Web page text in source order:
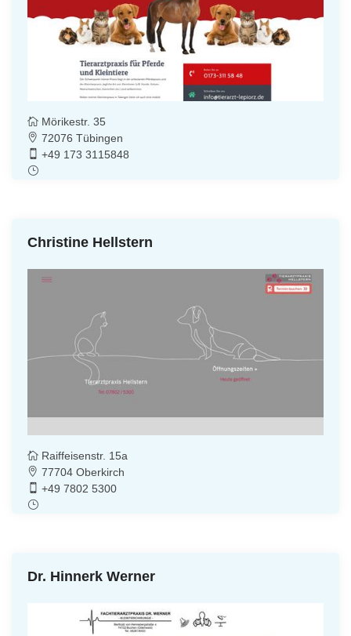
Mörikestr. 35
72076 Tübingen
+49 173 3115848
Christine Hellstern
Raiffeisenstr. 15a
77704 Oberkirch
+49 7802 5300
Dr. Hinnerk Werner